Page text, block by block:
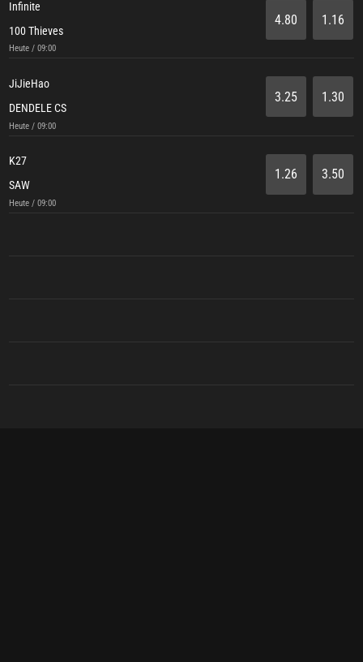
Infinite
100 Thieves
Heute / 09:00
4.80 1.16
JiJieHao
DENDELE CS
Heute / 09:00
3.25 1.30
K27
SAW
Heute / 09:00
1.26 3.50